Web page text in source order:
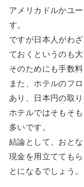
アメリカドルかユ
す。
ですが日本人がわ
ておくというのも大
そのためにも手数
また、ホテルのフ
あり、日本円の取
ホテルではそもそ
多いです。
結論として、おと
現金を用立てても
とになるでしょう。